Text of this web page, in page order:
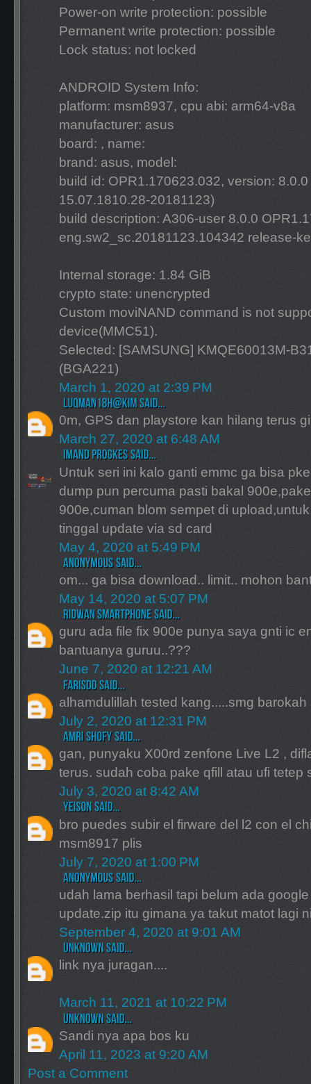
Power-on write protection: possible
Permanent write protection: possible
Lock status: not locked
ANDROID System Info:
platform: msm8937, cpu abi: arm64-v8a
manufacturer: asus
board: , name:
brand: asus, model:
build id: OPR1.170623.032, version:
15.07.1810.28-20181123)
build description: A306-user 8.0.0
eng.sw2_sc.20181123.104342 release-
Internal storage: 1.84 GiB
crypto state: unencrypted
Custom moviNAND command is not
device(MMC51).
Selected: [SAMSUNG] KMQE60013M-
(BGA221)
March 1, 2020 at 2:39 PM
0m, GPS dan playstore kan hilang terus
March 27, 2020 at 6:48 AM
Untuk seri ini kalo ganti emmc ga bisa
dump pun percuma pasti bakal
900e,cuman blom sempet di
tinggal update via sd card
May 4, 2020 at 5:49 PM
om... ga bisa download.. limit.. mohon
May 14, 2020 at 5:07 PM
guru ada file fix 900e punya saya gnti ic
bantuanya guruu..???
June 7, 2020 at 12:21 AM
alhamdulillah tested kang.....smg
July 2, 2020 at 12:31 PM
gan, punyaku X00rd zenfone Live L2 ,
terus. sudah coba pake qfill atau ufi tetep
July 3, 2020 at 8:42 AM
bro puedes subir el firware del l2 con el
msm8917 plis
July 7, 2020 at 1:00 PM
udah lama berhasil tapi belum ada
update.zip itu gimana ya takut matot lagi
September 4, 2020 at 9:01 AM
link nya juragan....
March 11, 2021 at 10:22 PM
Sandi nya apa bos ku
April 11, 2023 at 9:20 AM
Post a Comment